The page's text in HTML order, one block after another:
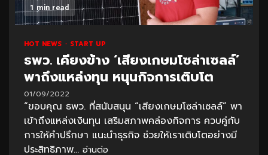
1 min read
HOT NEWS START UP
ธพว. เคียงข้าง ‘เสียงเกษมโซล่าเซลล์’
พาถึงแหล่งทุน หนุนกิจการเติบโต
01/09/2022
“ขอบคุณ ธพว. ที่สนับสนุน “เสียงเกษมโซล่าเซลล์” พา
เข้าถึงแหล่งเงินทุน เสริมสภาพคล่องกิจการ ควบคู่กับ
การให้คำปรึกษา แนะนำธุรกิจ ช่วยให้เราเติบโตอย่างมี
ประสิทธิภาพ... อ่านต่อ